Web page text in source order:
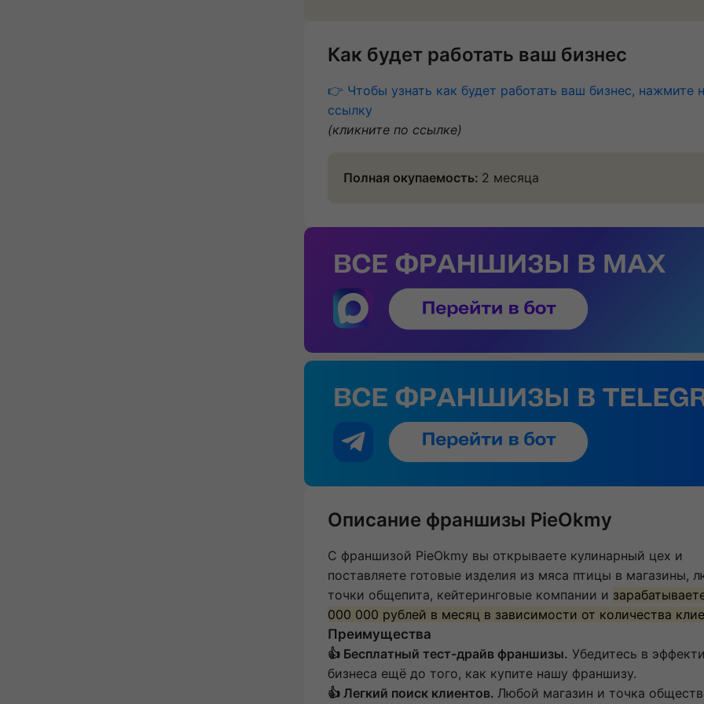
Как будет работать ваш бизнес
👉 Чтобы узнать как будет работать ваш бизнес, нажмите
ссылку
(кликните по ссылке)
Полная окупаемость: 2 месяца
Описание франшизы PieOkmy
С франшизой PieOkmy вы открываете кулинарный цех и
поставляете готовые изделия из мяса птицы в магазины,
точки общепита, кейтеринговые компании и
000 000 рублей в месяц в зависимости от количества
Преимущества
👍 Бесплатный тест-драйв франшизы. Убедитесь в
бизнеса ещё до того, как купите нашу франшизу.
👍 Легкий поиск клиентов. Любой магазин и точка